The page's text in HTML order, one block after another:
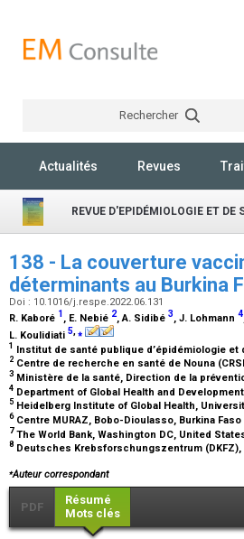
Rechercher
Actualités Revues
REVUE D'EPIDÉMIOLOGIE ET DE
138 - La couverture
déterminants au Burkina
Doi : 10.1016/j.respe.2022.06.131
R. Kaboré 1 , E. Nebié 2, A. Sidibé 3, J. Lohmann 4
L. Koulidiati 5 ⁎
1 Institut de santé publique d’épidémiologie et
2 Centre de recherche en santé de Nouna
3 Ministère de la santé, Direction de la
4 Department of Global Health and
5 Heidelberg Institute of Global Health,
6Centre MURAZ, Bobo-Dioulasso, Burkina Faso
7 The World Bank, Washington DC, United
8 Deutsches Krebsforschungszentrum
⁎Auteur correspondant
PDF
Résumé
Mots clés